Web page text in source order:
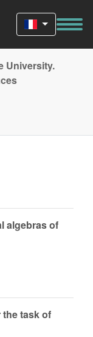
University.
algebras of
task of